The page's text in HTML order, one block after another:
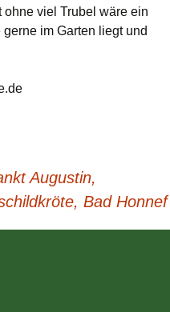
viel Trubel wäre ein
im Garten liegt und
Augustin,
Bad Honnef